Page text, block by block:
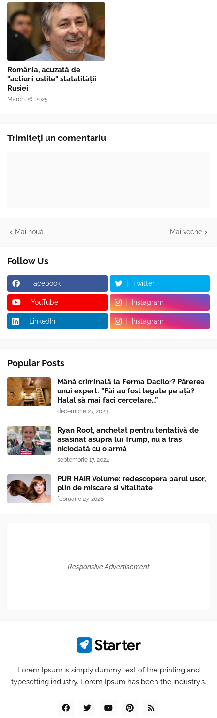
România, acuzată de
"acțiuni ostile" statalității
Rusiei
March 26, 2025
Trimiteți un comentariu
Mai nouă Mai veche
Follow Us
Facebook Twitter
YouTube Instagram
LinkedIn Instagram
Popular Posts
Mână criminală la Ferma Dacilor? Părerea
unui expert: ”Păi au fost legate pe ață?
Halal să mai faci cercetare...”
decembrie 27, 2023
Ryan Root, anchetat pentru tentativă de
asasinat asupra lui Trump, nu a tras
niciodată cu o armă
septembrie 17, 2024
PUR HAIR Volume: redescopera parul usor,
plin de miscare si vitalitate
februarie 27, 2026
Responsive Advertisement
Lorem Ipsum is simply dummy text of the printing and
typesetting industry. Lorem Ipsum has been the industry's.